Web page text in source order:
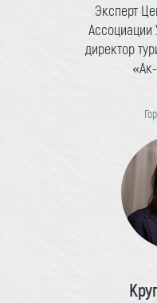
Эксперт
Ассоциации
директор